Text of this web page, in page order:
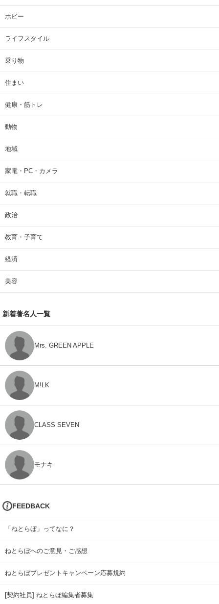
ホビー
ライフスタイル
乗り物
住まい
健康・筋トレ
動物
地域
家電・PC・カメラ
就職・転職
政治
教育・子育て
経済
美容
新着著名人一覧
Mrs. GREEN APPLE
M!LK
CLASS SEVEN
モナキ
FEEDBACK
「ねとらぼ」ってなに？
ねとらぼへのご意見・ご感想
ねとらぼプレゼントキャンペーン応募規約
[契約社員] ねとらぼ編集者募集